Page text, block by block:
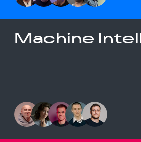
Machine